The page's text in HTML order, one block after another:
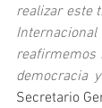
realizar este
reafirmemos
democracia
Secretario